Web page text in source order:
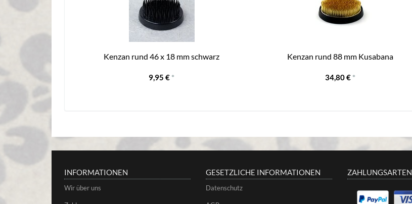
Kenzan rund 46 x 18 mm schwarz
9,95 € *
Kenzan rund 88 mm Kusabana
34,80 € *
INFORMATIONEN
Wir über uns
GESETZLICHE INFORMATIONEN
Datenschutz
ZAHLUNGSARTEN